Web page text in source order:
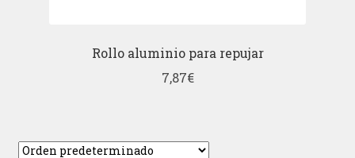
Rollo aluminio para repujar
7,87€